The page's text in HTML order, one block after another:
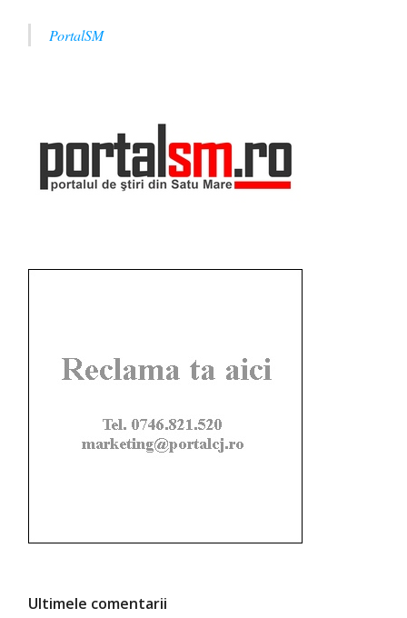
PortalSM
Ultimele comentarii